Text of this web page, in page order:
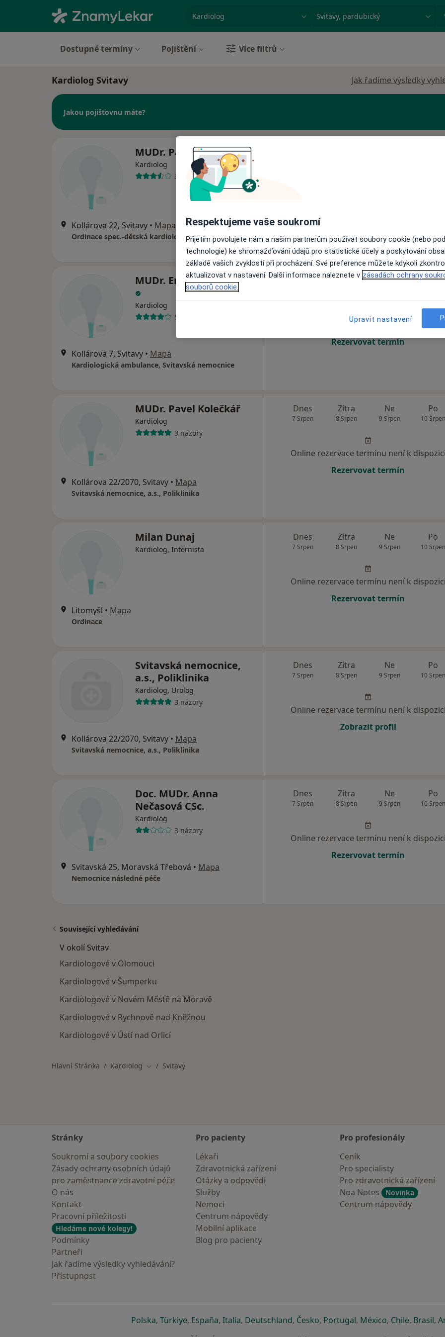
Město nebo region
Dostupné termíny Pojištění Více filtrů
Kardiolog Svitavy Jak řadíme výsledky
Jakou pojišťovnu máte?
MUDr. Pavel Vacovský
Kardiolog
3 názory
Kollárova 22, Svitavy • Mapa
Ordinace spec.-dětská kardiologie
MUDr. Emilie Smrčková
Kardiolog
5 názorů
Kollárova 7, Svitavy • Mapa
Kardiologická ambulance, Svitavská nemocnice
Dnes Zítra Ne Po
Online rezervace termínu není k dispozici
Rezervovat termín
MUDr. Pavel Kolečkář
Kardiolog
3 názory
Kollárova 22/2070, Svitavy • Mapa
Svitavská nemocnice, a.s., Poliklinika
Dnes
7 Srpen
Zítra
8 Srpen
Ne
9 Srpen
Po
10 Srpen
Online rezervace termínu není k dispozici
Rezervovat termín
Milan Dunaj
Kardiolog, Internista
Litomyšl • Mapa
Ordinace
Dnes
7 Srpen
Zítra
8 Srpen
Ne
9 Srpen
Po
10 Srpen
Online rezervace termínu není k dispozici
Rezervovat termín
Svitavská nemocnice,
a.s., Poliklinika
Kardiolog, Urolog
3 názory
Kollárova 22/2070, Svitavy • Mapa
Svitavská nemocnice, a.s., Poliklinika
Dnes
7 Srpen
Zítra
8 Srpen
Ne
9 Srpen
Po
10 Srpen
Online rezervace termínu není k dispozici
Zobrazit profil
Doc. MUDr. Anna
Nečasová CSc.
Kardiolog
3 názory
Svitavská 25, Moravská Třebová • Mapa
Nemocnice následné péče
Dnes
7 Srpen
Zítra
8 Srpen
Ne
9 Srpen
Po
10 Srpen
Online rezervace termínu není k dispozici
Rezervovat termín
Související vyhledávání
V okolí Svitav
Kardiologové v Olomouci
Kardiologové v Šumperku
Kardiologové v Novém Městě na Moravě
Kardiologové v Rychnově nad Kněžnou
Kardiologové v Ústí nad Orlicí
Hlavní Stránka Kardiolog Změna města
Svitavy
Stránky
Soukromí a soubory cookies
Zásady ochrany osobních údajů
pro zaměstnance zdravotní péče
O nás
Kontakt
Pracovní příležitosti
Hledáme nové kolegy!
Podmínky
Partneři
Jak řadíme výsledky vyhledávání?
Přístupnost
Pro pacienty
Lékaři
Zdravotnická zařízení
Otázky a odpovědi
Služby
Nemoci
Centrum nápovědy
Mobilní aplikace
Blog pro pacienty
Pro profesionály
Ceník
Pro specialisty
Pro zdravotnická zařízení
Noa Notes
Novinka
Centrum nápovědy
Polskase otevře v nové záložce
, Türkiyese otevře v nové záložce
, Españase otevře v nové záložce
, Italiase otevře v nové záložce
, Deutschlandse otevře v nové záložce
, Českose otevře v nové záložce
, Portugalse otevře v nové
, Méxicose otevře v
, Chilese otevře
, Brasilse
,
Respektujeme vaše soukromí
Přijetím povolujete nám a našim partnerům používat soubory cookie (nebo
technologie) ke shromažďování údajů pro statistické účely a poskytování
základě vašich zvyklostí při procházení. Své preference můžete kdykoli
aktualizovat v nastavení. Další informace naleznete v zásadách ochrany
souborů cookie.
Upravit nastavení